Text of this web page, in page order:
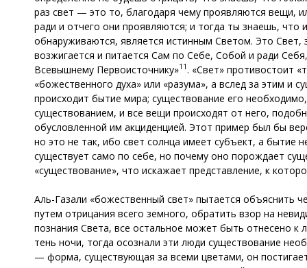
раз свет — это то, благодаря чему проявляются вещи,
ради и отчего они проявляются; и тогда ты знаешь, что
обнаруживаются, является истинным Светом. Это
возжигается и питается Сам по Себе, Собой и ради
Всевышнему Первоисточнику»11 . «Свет» противостоит
«божественного духа» или «разума», а вслед за этим
происходит бытие мира; существование его
существованием, и все вещи происходят от него,
обусловленной им акциденцией. Этот пример был бы
но это не так, ибо свет солнца имеет субъект, а бытие
существует само по себе, но почему оно порождает
«существование», что искажает представление, к
Аль-Газали «божественный свет» пытается объяснить
путем отрицания всего земного, обратить взор на
познания Света, все остальное может быть отнесено к
тень ночи, тогда осознали эти люди существование
— форма, существующая за всеми цветами, он